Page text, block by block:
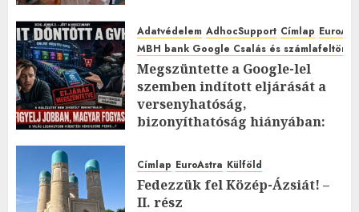
Adatvédelem AdhocSupport Címlap
MBH bank Google Csalás és
Megszüntette a Google-lel
szemben indított eljárását a
versenyhatóság,
bizonyíthatóság hiányában:
2026.JÚLIUS.23. CSÜTÖRTÖK.
0
Címlap EuroAstra Külföld
Fedezzük fel Közép-Ázsiát! –
II. rész